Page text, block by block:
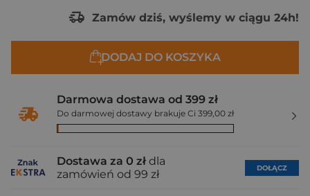
Zamów dziś, wyślemy w ciągu 24h!
DODAJ DO KOSZYKA
Darmowa dostawa od 399 zł
Do darmowej dostawy brakuje Ci 399,00 zł
Dostawa za 0 zł dla
zamówień od 99 zł
DOŁĄCZ